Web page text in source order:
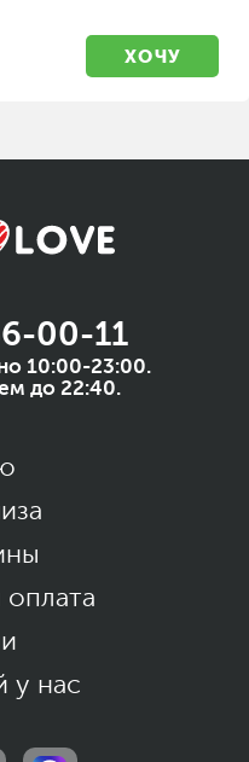
ХОЧУ
00-11
10:00-23:00.
до 22:40.
оплата
у нас